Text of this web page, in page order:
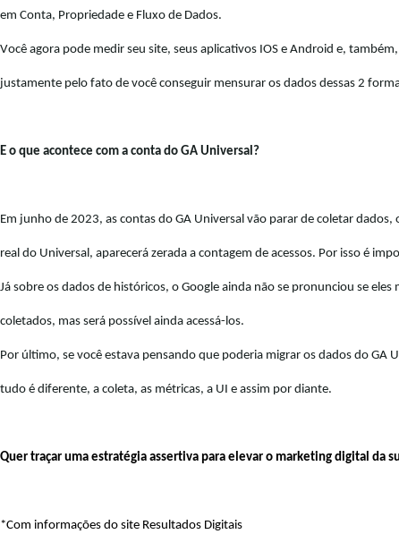
em Conta, Propriedade e Fluxo de Dados.
Você agora pode medir seu site, seus aplicativos IOS e Android e,
justamente pelo fato de você conseguir mensurar os dados dessas 2
E o que acontece com a conta do GA Universal?
Em junho de 2023, as contas do GA Universal vão parar de coletar dados,
real do Universal, aparecerá zerada a contagem de acessos. Por isso é imp
Já sobre os dados de
coletados, mas será possível ainda acessá-los.
Por último, se você estava pensando que poderia migrar os dados do GA
tudo é diferente, a coleta, as métricas, a UI e assim por diante.
Quer traçar uma estratégia assertiva para elevar o marketing digital da
*Com informações do site Resultados Digitais